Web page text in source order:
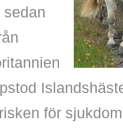
sedan
för